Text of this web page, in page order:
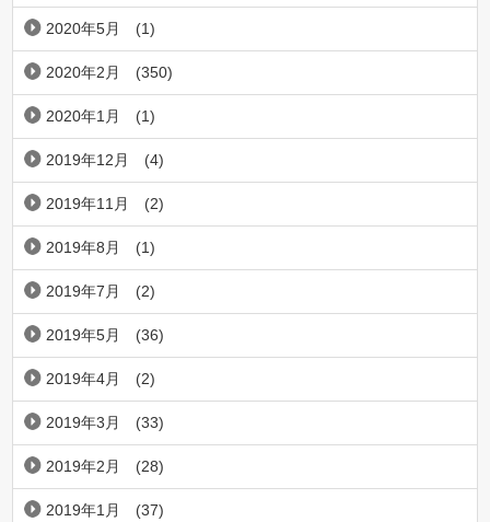
2020年5月 (1)
2020年2月 (350)
2020年1月 (1)
2019年12月 (4)
2019年11月 (2)
2019年8月 (1)
2019年7月 (2)
2019年5月 (36)
2019年4月 (2)
2019年3月 (33)
2019年2月 (28)
2019年1月 (37)